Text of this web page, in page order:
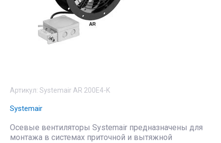
Артикул: Systemair AR 200E4-K
Systemair
Осевые вентиляторы Systemair предназначены для
монтажа в системах приточной и вытяжной